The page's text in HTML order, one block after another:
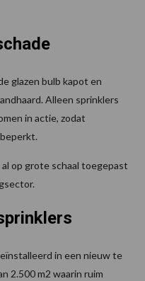
glazen bulb kapot en
Alleen sprinklers
in actie, zodat
op grote schaal toegepast
in een nieuw te
2.500 m2 waarin ruim